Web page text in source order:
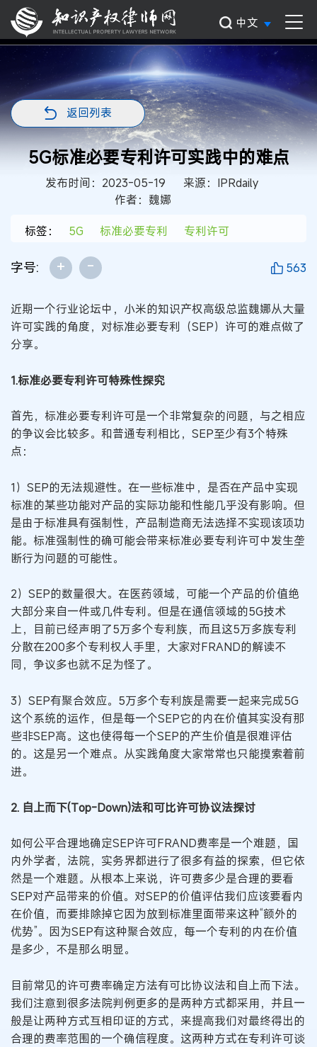
中文
返回列表
5G标准必要专利许可实践中的难点
发布时间：2023-05-19
来源：IPRdaily
作者：魏娜
标签：
5G 标准必要专利 专利许可
字号: + - 563
近期一个行业论坛中，小米的知识产权高级总监魏娜从大量
许可实践的角度，对标准必要专利（SEP）许可的难点做了
分享。
1.标准必要专利许可特殊性探究
首先，标准必要专利许可是一个非常复杂的问题，与之相应
的争议会比较多。和普通专利相比，SEP至少有3个特殊
点：
1）SEP的无法规避性。在一些标准中，是否在产品中实现
标准的某些功能对产品的实际功能和性能几乎没有影响。但
是由于标准具有强制性，产品制造商无法选择不实现该项功
能。标准强制性的确可能会带来标准必要专利许可中发生垄
断行为问题的可能性。
2）SEP的数量很大。在医药领域，可能一个产品的价值绝
大部分来自一件或几件专利。但是在通信领域的5G技术
上，目前已经声明了5万多个专利族，而且这5万多族专利
分散在200多个专利权人手里，大家对FRAND的解读不
同，争议多也就不足为怪了。
3）SEP有聚合效应。5万多个专利族是需要一起来完成5G
这个系统的运作，但是每一个SEP它的内在价值其实没有那
些非SEP高。这也使得每一个SEP的产生价值是很难评估
的。这是另一个难点。从实践角度大家常常也只能摸索着前
进。
2. 自上而下(Top-Down)法和可比许可协议法探讨
如何公平合理地确定SEP许可FRAND费率是一个难题，国
内外学者，法院，实务界都进行了很多有益的探索，但它依
然是一个难题。从根本上来说，许可费多少是合理的要看
SEP对产品带来的价值。对SEP的价值评估我们应该要看内
在价值，而要排除掉它因为放到标准里面带来这种“额外的
优势”。因为SEP有这种聚合效应，每一个专利的内在价值
是多少，不是那么明显。
目前常见的许可费率确定方法有可比协议法和自上而下法。
我们注意到很多法院判例更多的是两种方式都采用，并且一
般是让两种方式互相印证的方式，来提高我们对最终得出的
合理的费率范围的一个确信程度。这两种方式在专利许可谈